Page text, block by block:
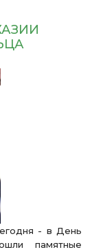
- в День
памятные